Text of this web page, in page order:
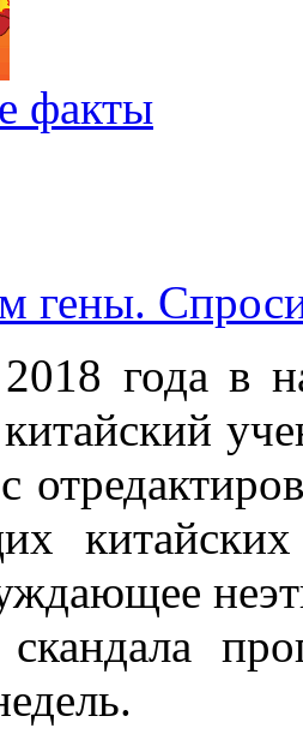
факты
гены.
года в
скандала